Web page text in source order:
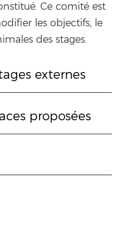
Ce comité est
les objectifs, le
des stages.
externes
proposées